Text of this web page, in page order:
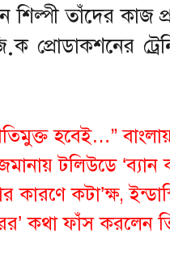
শিল্পী তাঁদের কাজ
প্রোডাকশনের
হবেই…”
টলিউডে ‘ব্যান
কারণে কটা’ক্ষ,
কথা ফাঁস করলেন